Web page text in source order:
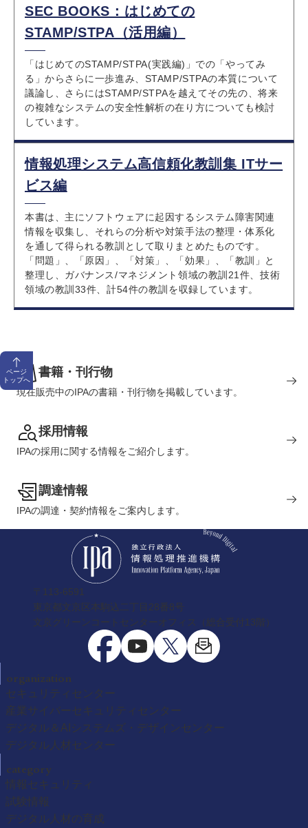
SEC BOOKS：はじめての
STAMP/STPA（活用編）
「はじめてのSTAMP/STPA(実践編)」での「やってみ
る」からさらに一歩進み、STAMP/STPAの本質について
議論し、さらにはSTAMP/STPAを越えてその先の、将来
の複雑なシステムの安全性解析の在り方についても検討
しています。
情報処理システム高信頼化教訓集 ITサー
ビス編
本書は、主にソフトウェアに起因するシステム障害関連
情報を収集し、それらの分析や対策手法の整理・体系化
を通して得られる教訓として取りまとめたものです。
「問題」、「原因」、「対策」、「効果」、「教訓」と
整理し、ガバナンス/マネジメント領域の教訓21件、技術
領域の教訓33件、計54件の教訓を収録しています。
ページ
トップへ
書籍・刊行物
現在販売中のIPAの書籍・刊行物を掲載しています。
採用情報
IPAの採用に関する情報をご紹介します。
調達情報
IPAの調達・契約情報をご案内します。
〒113-6591
東京都文京区本駒込二丁目28番8号
文京グリーンコートセンターオフィス（総合受付13階）
organization
セキュリティセンター
産業サイバーセキュリティセンター
デジタル＆AIシステムズ・デザインセンター
デジタル人材センター
category
情報セキュリティ
試験情報
デジタル人材の育成